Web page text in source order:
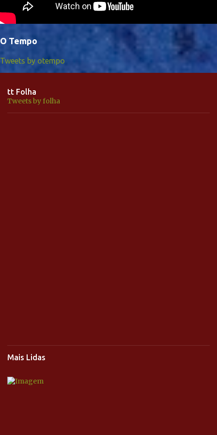
O Tempo
Tweets by otempo
tt Folha
Tweets by folha
Mais Lidas